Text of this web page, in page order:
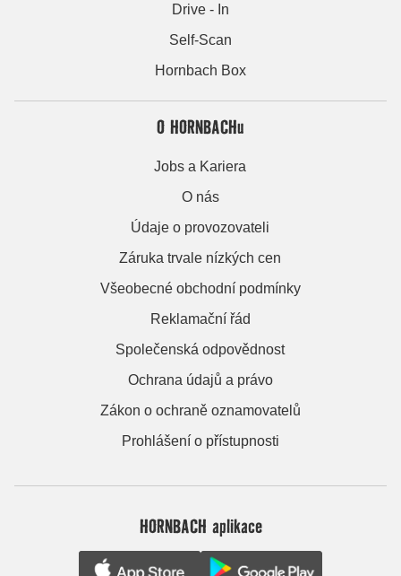
Drive - In
Self-Scan
Hornbach Box
O HORNBACHu
Jobs a Kariera
O nás
Údaje o provozovateli
Záruka trvale nízkých cen
Všeobecné obchodní podmínky
Reklamační řád
Společenská odpovědnost
Ochrana údajů a právo
Zákon o ochraně oznamovatelů
Prohlášení o přístupnosti
HORNBACH aplikace